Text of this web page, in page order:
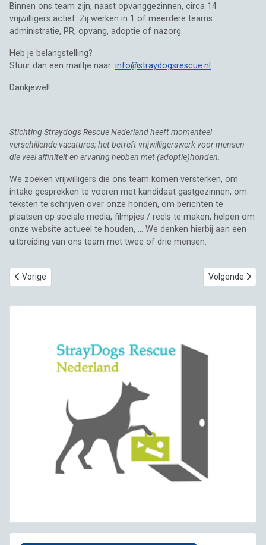
Binnen ons team zijn, naast opvanggezinnen, circa 14
vrijwilligers actief. Zij werken in 1 of meerdere teams:
administratie, PR, opvang, adoptie of nazorg.
Heb je belangstelling?
Stuur dan een mailtje naar: info@straydogsrescue.nl
Dankjewel!
Stichting Straydogs Rescue Nederland heeft momenteel
verschillende vacatures; het betreft vrijwilligerswerk voor mensen
die veel affiniteit en ervaring hebben met (adoptie)honden.
We zoeken vrijwilligers die ons team komen versterken, om
intake gesprekken te voeren met kandidaat gastgezinnen, om
teksten te schrijven over onze honden, om berichten te
plaatsen op sociale media, filmpjes / reels te maken, helpen om
onze website actueel te houden, ... We denken hierbij aan een
uitbreiding van ons team met twee of drie mensen.
Vorig artikel: Welkom in Nederland, Jade, Mocha, Ava en Blondie 🥰
Vorige Volgende
Volgende